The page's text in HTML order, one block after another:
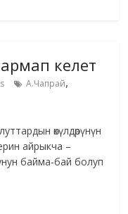
келет
А.Чапрай,
өкүлдөрүнүн
айрыкча –
байма-бай болуп